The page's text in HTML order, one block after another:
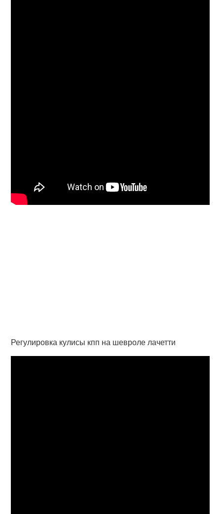
Регулировка кулисы кпп на шевроле лачетти